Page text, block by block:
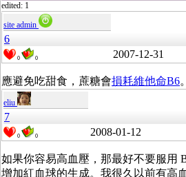
edited: 1
site admin
6
0 0 2007-12-31
應避免吃甜食，蔗糖會損耗維他命B6。
eliu
7
0 0 2008-01-12
如果你容易高血壓，那最好不要服用
增加紅血球的生成。我很久以前有高